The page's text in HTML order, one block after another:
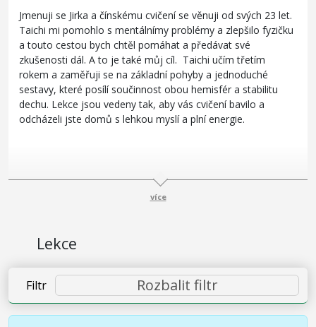
Jmenuji se Jirka a čínskému cvičení se věnuji od svých 23 let.
Taichi mi pomohlo s mentálnímy problémy a zlepšilo fyzičku
a touto cestou bych chtěl pomáhat a předávat své
zkušenosti dál. A to je také můj cíl. Taichi učím třetím
rokem a zaměřuji se na základní pohyby a jednoduché
sestavy, které posílí součinnost obou hemisfér a stabilitu
dechu. Lekce jsou vedeny tak, aby vás cvičení bavilo a
odcházeli jste domů s lehkou myslí a plní energie.
více
Lekce
Filtr Rozbalit filtr